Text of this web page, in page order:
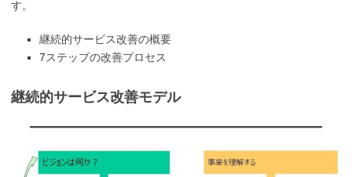
す。
継続的サービス改善の概要
7ステップの改善プロセス
継続的サービス改善モデル